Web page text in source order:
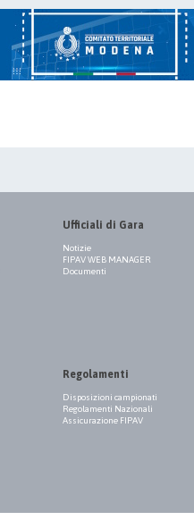
Ufficiali di Gara
Notizie
FIPAV WEB MANAGER
Documenti
Regolamenti
Disposizioni campionati
Regolamenti Nazionali
Assicurazione FIPAV